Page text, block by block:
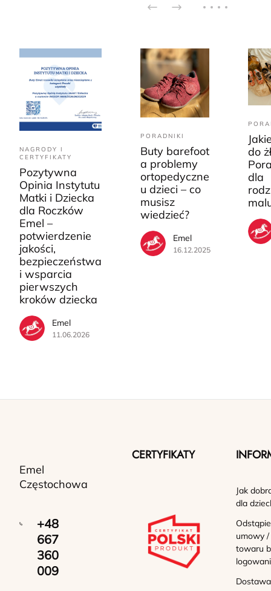
NAGRODY I
CERTYFIKATY
Pozytywna
Opinia Instytutu
Matki i Dziecka
dla Roczków
Emel –
potwierdzenie
jakości,
bezpieczeństwa
i wsparcia
pierwszych
kroków dziecka
Emel
11.06.2026
PORADNIKI
Buty barefoot
a problemy
ortopedyczne
u dzieci – co
musisz
wiedzieć?
Emel
16.12.2025
do
dla
Emel
Częstochowa
+48
667
360
009
CERTYFIKATY
Jak
dla
umowy
towaru